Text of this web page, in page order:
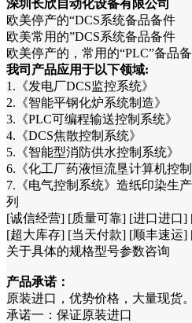
深圳长欣自动化设备有限公司
欧美停产的“DCS系统备品备件
欧美常用的”DCS系统备品备件
欧美停产的，常用的“PLC”备品
我司产品应用于以下领域:
1.《发电厂DCS监控系统》
2.《智能平钢化炉系统制造》
3.《PLC可编程输送控制系统》
4.《DCS焦散控制系统》
5.《智能型消防供水控制系统》
6.《化工厂药液恒流垦计算机控制
7.《电气控制系统》造纸印染生
列
[诚信经营] [质量可靠] [进口进口]
[超大库存] [当天付款] [顺丰速运]
关于具体的规格型号参数咨询
产品承诺：
原装进口，优势价格，大量现货。
承诺一：保证原装进口